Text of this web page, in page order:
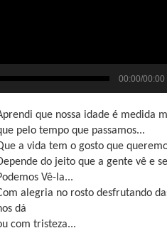
00:00/00:00
que nossa idade é medida
pelo tempo que passamos...
a vida tem o gosto que
do jeito que a gente vê e
Vê-la...
alegria no rosto desfrutando
dá
com tristeza...